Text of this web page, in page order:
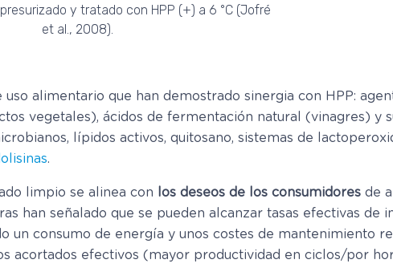
y tratado con HPP (+) a 6 °C (Jofré
et al., 2008).
alimentario que han demostrado sinergia con HPP:
vegetales), ácidos de fermentación natural (vinagres) y
lípidos activos, quitosano, sistemas de
.
limpio se alinea con los deseos de los consumidores de
han señalado que se pueden alcanzar tasas efectivas de
un consumo de energía y unos costes de mantenimiento
acortados efectivos (mayor productividad en ciclos/por